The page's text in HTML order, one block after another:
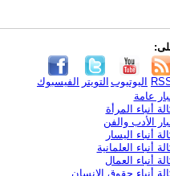
الفيسبوك التويتر اليوتيوب
عامة
أنباء المرأة
الأدب والفن
أنباء اليسار
أنباء العلمانية
أنباء العمال
أنباء حقوق الإنسان